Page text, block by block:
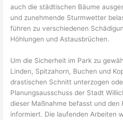
auch die städtischen Bäume
und zunehmende Sturmwetter
führen zu verschiedenen
Höhlungen und Astausbrüchen.
Um die Sicherheit im Park zu
Linden, Spitzahorn, Buchen und
drastischen Schnitt unterzogen
Planungsausschuss der Stadt
dieser Maßnahme befasst und den
informiert. Die laufenden Arbeiten